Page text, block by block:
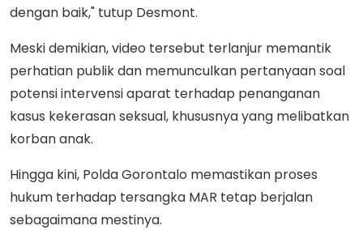
dengan baik," tutup Desmont.
Meski demikian, video tersebut terlanjur memantik
perhatian publik dan memunculkan pertanyaan soal
potensi intervensi aparat terhadap penanganan
kasus kekerasan seksual, khususnya yang melibatkan
korban anak.
Hingga kini, Polda Gorontalo memastikan proses
hukum terhadap tersangka MAR tetap berjalan
sebagaimana mestinya.